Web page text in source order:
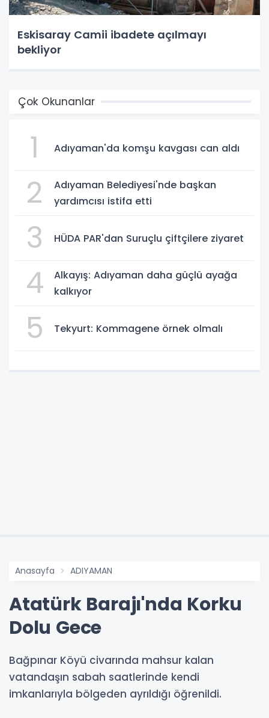
Eskisaray Camii ibadete açılmayı
bekliyor
Çok Okunanlar
1 Adıyaman'da komşu kavgası can aldı
2
Adıyaman Belediyesi'nde başkan
yardımcısı istifa etti
3 HÜDA PAR'dan Suruçlu çiftçilere ziyaret
4
Alkayış: Adıyaman daha güçlü ayağa
kalkıyor
5 Tekyurt: Kommagene örnek olmalı
Anasayfa ADIYAMAN
Atatürk Barajı'nda Korku
Dolu Gece
Bağpınar Köyü civarında mahsur kalan
vatandaşın sabah saatlerinde kendi
imkanlarıyla bölgeden ayrıldığı öğrenildi.